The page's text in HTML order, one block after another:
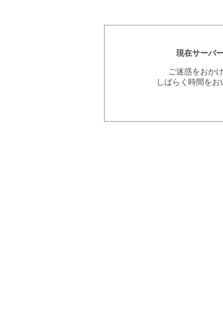
現在サーバ
ご迷惑をおか
しばらく時間を